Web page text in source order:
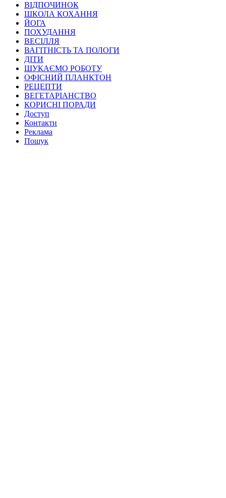
ВІДПОЧИНОК
ШКОЛА КОХАННЯ
ЙОГА
ПОХУДАННЯ
ВЕСІЛЛЯ
ВАГІТНІСТЬ ТА ПОЛОГИ
ДІТИ
ШУКАЄМО РОБОТУ
ОФІСНИЙ ПЛАНКТОН
РЕЦЕПТИ
ВЕГЕТАРІАНСТВО
КОРИСНІ ПОРАДИ
Доступ
Контакти
Реклама
Пошук